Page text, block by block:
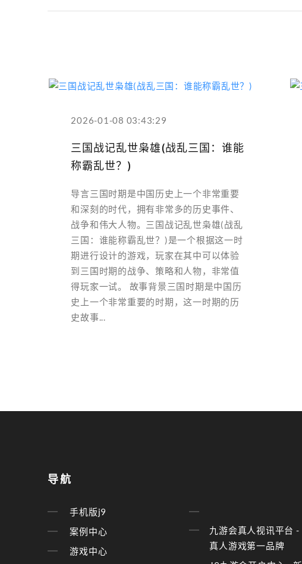
2026-01-08 03:43:29
三国战记乱世枭雄(战乱三国：谁能
称霸乱世？)
导言三国时期是中国历史上一个非常重要
和深刻的时代，拥有非常多的历史事件、
战争和伟大人物。三国战记乱世枭雄(战乱
三国：谁能称霸乱世？)是一个根据这一时
期进行设计的游戏，玩家在其中可以体验
到三国时期的战争、策略和人物，非常值
得玩家一试。 故事背景三国时期是中国历
史上一个非常重要的时期，这一时期的历
史故事...
导航
手机版j9
案例中心
游戏中心
九游会真人视讯平台 -
真人游戏第一品牌